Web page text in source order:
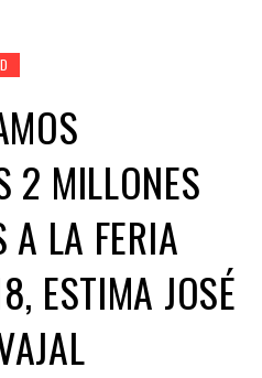
2 MILLONES
A LA FERIA
ESTIMA JOSÉ